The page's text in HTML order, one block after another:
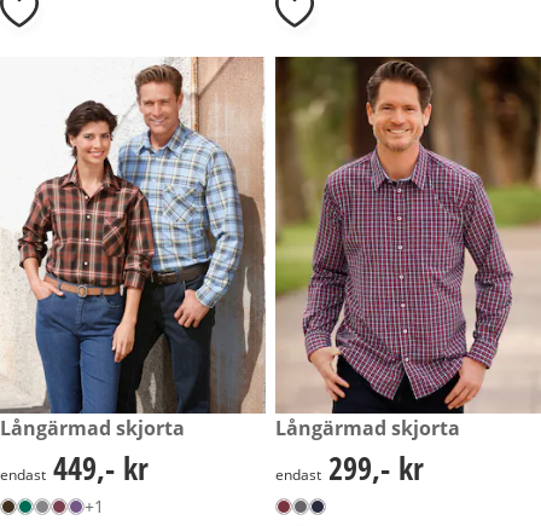
449,- kr
Långärmad skjorta
449,- kr
endast 449,- kr
+1
299,- kr
Långärmad skjorta
299,- kr
endast 299,- kr